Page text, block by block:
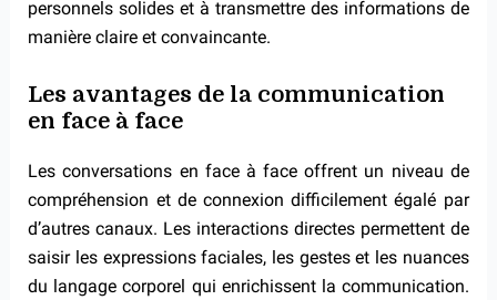
personnels solides et à transmettre des informations de
manière claire et convaincante.
Les avantages de la communication
en face à face
Les conversations en face à face offrent un niveau de
compréhension et de connexion difficilement égalé par
d’autres canaux. Les interactions directes permettent de
saisir les expressions faciales, les gestes et les nuances
du langage corporel qui enrichissent la communication.